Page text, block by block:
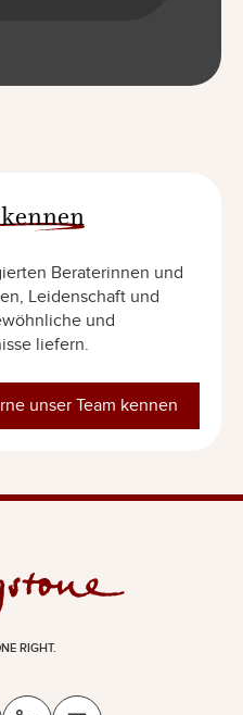
Beraterinnen und
Leidenschaft und
und
liefern.
unser Team kennen
RIGHT.